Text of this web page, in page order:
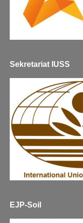
Sekretariat IUSS
EJP-Soil